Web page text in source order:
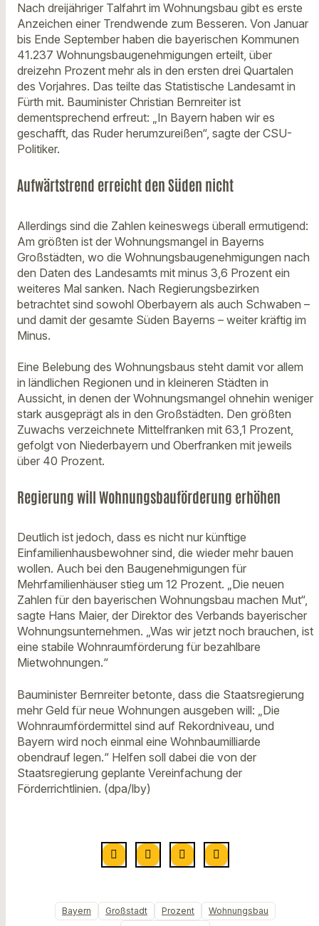
Nach dreijähriger Talfahrt im Wohnungsbau gibt es erste
Anzeichen einer Trendwende zum Besseren. Von Januar
bis Ende September haben die bayerischen Kommunen
41.237 Wohnungsbaugenehmigungen erteilt, über
dreizehn Prozent mehr als in den ersten drei Quartalen
des Vorjahres. Das teilte das Statistische Landesamt in
Fürth mit. Bauminister Christian Bernreiter ist
dementsprechend erfreut: „In Bayern haben wir es
geschafft, das Ruder herumzureißen“, sagte der CSU-
Politiker.
Aufwärtstrend erreicht den Süden nicht
Allerdings sind die Zahlen keineswegs überall ermutigend:
Am größten ist der Wohnungsmangel in Bayerns
Großstädten, wo die Wohnungsbaugenehmigungen nach
den Daten des Landesamts mit minus 3,6 Prozent ein
weiteres Mal sanken. Nach Regierungsbezirken
betrachtet sind sowohl Oberbayern als auch Schwaben –
und damit der gesamte Süden Bayerns – weiter kräftig im
Minus.
Eine Belebung des Wohnungsbaus steht damit vor allem
in ländlichen Regionen und in kleineren Städten in
Aussicht, in denen der Wohnungsmangel ohnehin weniger
stark ausgeprägt als in den Großstädten. Den größten
Zuwachs verzeichnete Mittelfranken mit 63,1 Prozent,
gefolgt von Niederbayern und Oberfranken mit jeweils
über 40 Prozent.
Regierung will Wohnungsbauförderung erhöhen
Deutlich ist jedoch, dass es nicht nur künftige
Einfamilienhausbewohner sind, die wieder mehr bauen
wollen. Auch bei den Baugenehmigungen für
Mehrfamilienhäuser stieg um 12 Prozent. „Die neuen
Zahlen für den bayerischen Wohnungsbau machen Mut“,
sagte Hans Maier, der Direktor des Verbands bayerischer
Wohnungsunternehmen. „Was wir jetzt noch brauchen, ist
eine stabile Wohnraumförderung für bezahlbare
Mietwohnungen.“
Bauminister Bernreiter betonte, dass die Staatsregierung
mehr Geld für neue Wohnungen ausgeben will: „Die
Wohnraumfördermittel sind auf Rekordniveau, und
Bayern wird noch einmal eine Wohnbaumilliarde
obendrauf legen.“ Helfen soll dabei die von der
Staatsregierung geplante Vereinfachung der
Förderrichtlinien. (dpa/lby)
Bayern Großstadt Prozent
Wohnungsbau